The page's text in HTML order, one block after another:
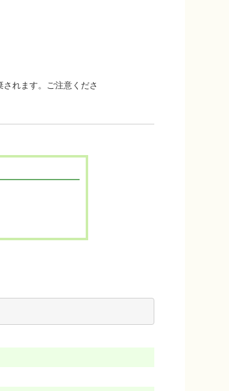
れます。ご注意くださ